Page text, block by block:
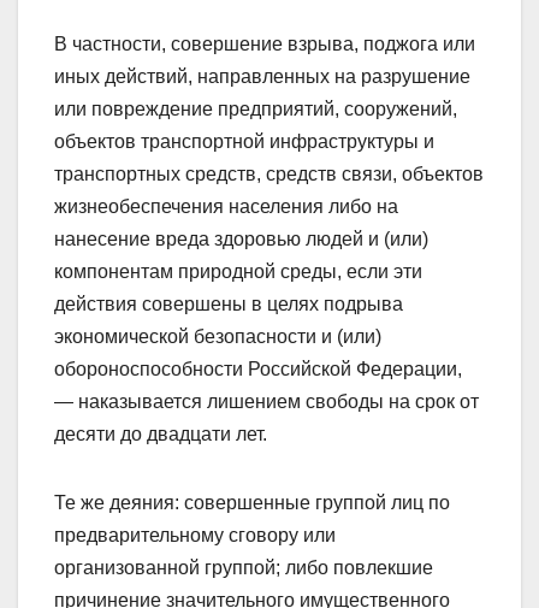
В частности, совершение взрыва, поджога или
иных действий, направленных на разрушение
или повреждение предприятий, сооружений,
объектов транспортной инфраструктуры и
транспортных средств, средств связи, объектов
жизнеобеспечения населения либо на
нанесение вреда здоровью людей и (или)
компонентам природной среды, если эти
действия совершены в целях подрыва
экономической безопасности и (или)
обороноспособности Российской Федерации,
— наказывается лишением свободы на срок от
десяти до двадцати лет.
Те же деяния: совершенные группой лиц по
предварительному сговору или
организованной группой; либо повлекшие
причинение значительного имущественного